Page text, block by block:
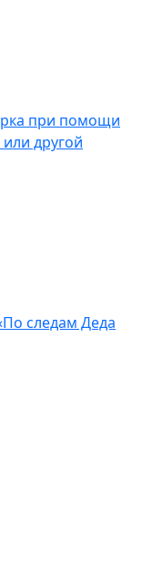
при помощи
другой
следам Деда